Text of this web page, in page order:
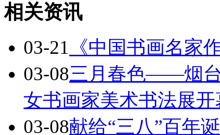
相关资讯
03-21 《中国书画名家
03-08三月春色——烟台
女书画家美术书法展开
03-08献给“三八”百年